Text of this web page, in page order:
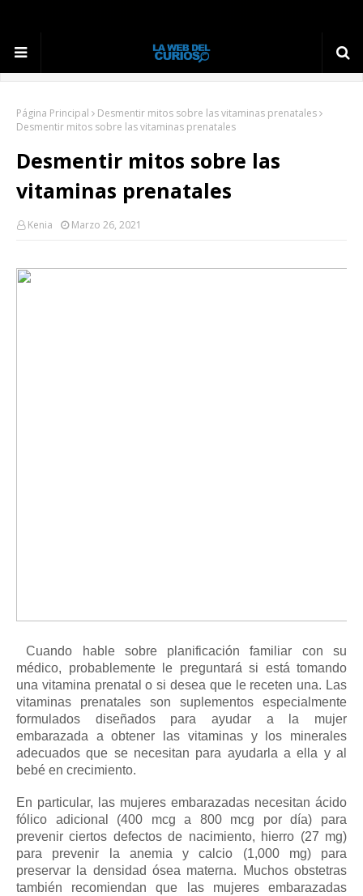
Página Principal
Desmentir mitos sobre las vitaminas prenatales
Desmentir mitos sobre las vitaminas prenatales
Desmentir mitos sobre las
vitaminas prenatales
Kenia Marzo 26, 2021
Cuando hable sobre planificación familiar con su
médico, probablemente le preguntará si está tomando
una vitamina prenatal o si desea que le receten una. Las
vitaminas prenatales son suplementos especialmente
formulados diseñados para ayudar a la mujer
embarazada a obtener las vitaminas y los minerales
adecuados que se necesitan para ayudarla a ella y al
bebé en crecimiento.
En particular, las mujeres embarazadas necesitan ácido
fólico adicional (400 mcg a 800 mcg por día) para
prevenir ciertos defectos de nacimiento, hierro (27 mg)
para prevenir la anemia y calcio (1,000 mg) para
preservar la densidad ósea materna.
Muchos obstetras
también recomiendan que las mujeres embarazadas